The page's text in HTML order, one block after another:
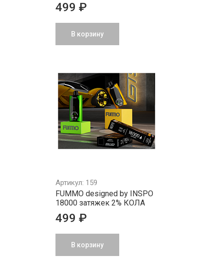
499 ₽
В корзину
Артикул: 159
FUMMO designed by INSPO
18000 затяжек 2% КОЛА
499 ₽
В корзину